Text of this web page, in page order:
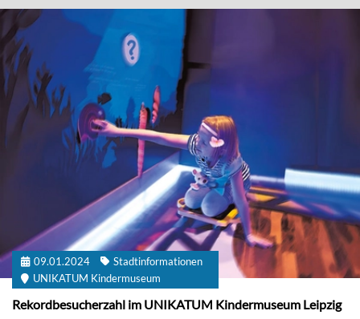
09.01.2024
Stadtinformationen
UNIKATUM Kindermuseum
Rekordbesucherzahl im UNIKATUM Kindermuseum Leipzig